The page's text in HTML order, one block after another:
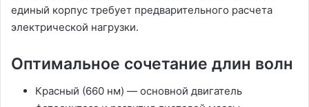
единый корпус требует предварительного расчета
электрической нагрузки․
Оптимальное сочетание длин волн
Красный (660 нм) — основной двигатель